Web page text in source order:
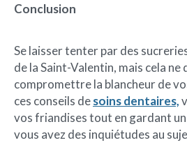
Conclusion
Se laisser tenter par des
de la Saint-Valentin, mais cela ne
compromettre la blancheur de
ces conseils desoins dentaires,
vos friandises tout en gardant
vous avez des inquiétudes au